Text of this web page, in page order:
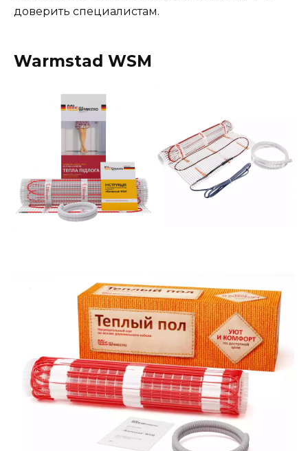
доверить специалистам.
Warmstad WSM